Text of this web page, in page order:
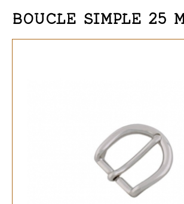
BOUCLE SIMPLE 25